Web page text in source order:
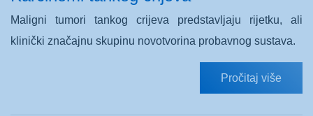
Maligni tumori tankog crijeva predstavljaju rijetku, ali
klinički značajnu skupinu novotvorina probavnog sustava.
Pročitaj više